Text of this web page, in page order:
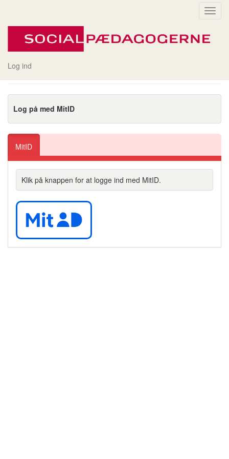
Log ind
Login
Log på med MitID
MitID
Klik på knappen for at logge ind med MitID.